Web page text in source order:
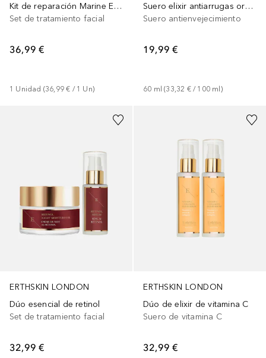
Kit de reparación Marine Eye & Night
Set de tratamiento facial
36,99 €
1 Unidad (36,99 € / 1 Un)
Suero elixir antiarrugas oro de 24 quilates
Suero antienvejecimiento
19,99 €
60 ml (33,32 € / 100 ml)
ERTHSKIN LONDON
Dúo esencial de retinol
Set de tratamiento facial
32,99 €
ERTHSKIN LONDON
Dúo de elixir de vitamina C
Suero de vitamina C
32,99 €